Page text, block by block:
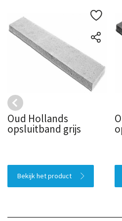
Oud Hollands
opsluitband grijs
Bekijk het product